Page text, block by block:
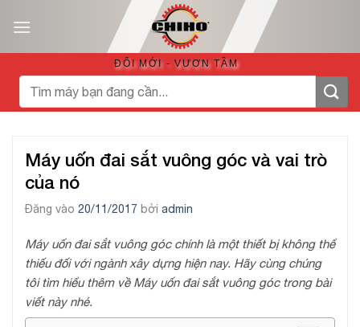
qua
ĐỔI MỚI - VƯƠN TẦM
Tìm
kiếm:
Máy uốn đai sắt vuông góc và vai trò
của nó
Đăng vào 20/11/2017 bởi admin
Máy uốn đai sắt vuông góc chính là một thiết bị không thể
thiếu đối với ngành xây dựng hiện nay. Hãy cùng chúng
tôi tìm hiểu thêm về Máy uốn đai sắt vuông góc trong bài
viết này nhé.